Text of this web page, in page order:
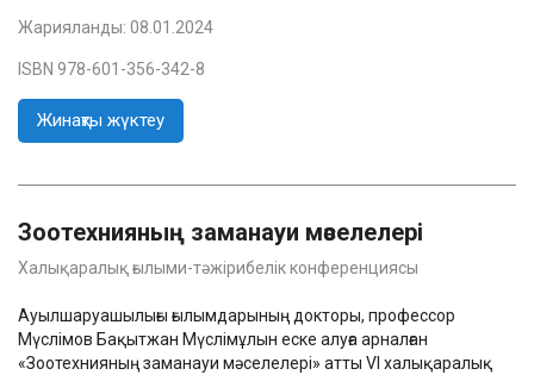
Жарияланды: 08.01.2024
ISBN 978-601-356-342-8
Жинақты жүктеу
Зоотехнияның заманауи мәселелері
Халықаралық ғылыми-тәжірибелік конференциясы
Ауылшаруашылығы ғылымдарының докторы, профессор
Мүслімов Бақытжан Мүслімұлын еске алуға арналған
«Зоотехнияның заманауи мәселелері» атты VI халықаралық